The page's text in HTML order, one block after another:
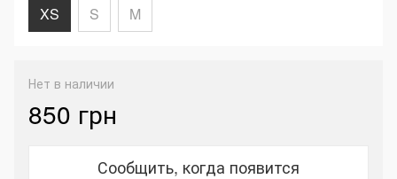
XS S M
Нет в наличии
850 грн
Сообщить, когда появится